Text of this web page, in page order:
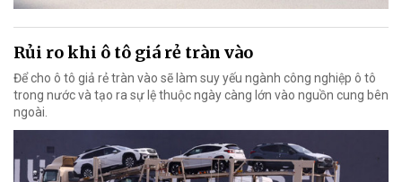
Rủi ro khi ô tô giá rẻ tràn vào
Để cho ô tô giả rẻ tràn vào sẽ làm suy yếu ngành công nghiệp ô tô
trong nước và tạo ra sự lệ thuộc ngày càng lớn vào nguồn cung bên
ngoài.